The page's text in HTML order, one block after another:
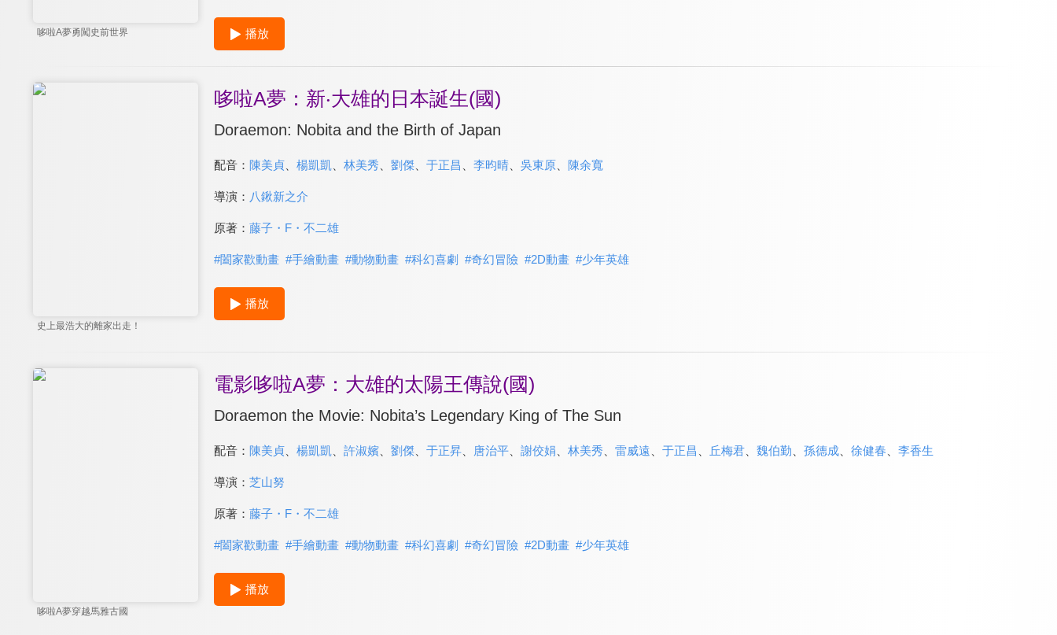
哆啦A夢勇闖史前世界 播放
史上最浩大的離家出走！
哆啦A夢：新‧大雄的日本誕生(國)
Doraemon: Nobita and the Birth of Japan
配音： 陳美貞、 楊凱凱 林美秀 劉傑、 于正昌 李昀晴、 吳東原、 陳余寬
導演： 八鍬新之介
原著： 藤子・F・不二雄
#闔家歡動畫 #手繪動畫 #動物動畫 #科幻喜劇 #奇幻冒險 #2D動畫 #少年英雄
播放
哆啦A夢穿越馬雅古國
電影哆啦A夢：大雄的太陽王傳說(國)
Doraemon the Movie: Nobita’s Legendary King of The Sun
配音： 陳美貞、 楊凱凱 許淑嬪、 劉傑、 于正昇、 唐治平、 謝佼娟 林美秀 雷威遠 于正昌 丘梅君、 魏伯勤 孫德成、 徐健春 李香生
導演： 芝山努
原著： 藤子・F・不二雄
#闔家歡動畫 #手繪動畫 #動物動畫 #科幻喜劇 #奇幻冒險 #2D動畫 #少年英雄
播放